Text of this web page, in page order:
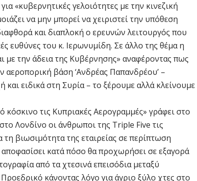
«κυβερνητικές γελοιότητες με την κινεζική
να μην μπορεί να χειριστεί την υπόθεση
και διαπλοκή ο ερευνών λειτουργός που
ευθύνες του κ. Ιερωνυμίδη. Σε άλλο της θέμα η
με την άδεια της Κυβέρνησης» αναφέροντας πως
αεροπορική βάση ‘Ανδρέας Παπανδρέου’ –
και ειδικά στη Συρία – το ξέρουμε αλλά κλείνουμε
τις Κυπριακές Αερογραμμές» γράφει στο
Λονδίνο οι άνθρωποι της Triple Five τις
βιωσιμότητα της εταιρείας σε περίπτωση
κατά πόσο θα προχωρήσει σε εξαγορά
από τα χτεσινά επεισόδια μεταξύ
κάνοντας λόγο για άγριο ξύλο χτες στο